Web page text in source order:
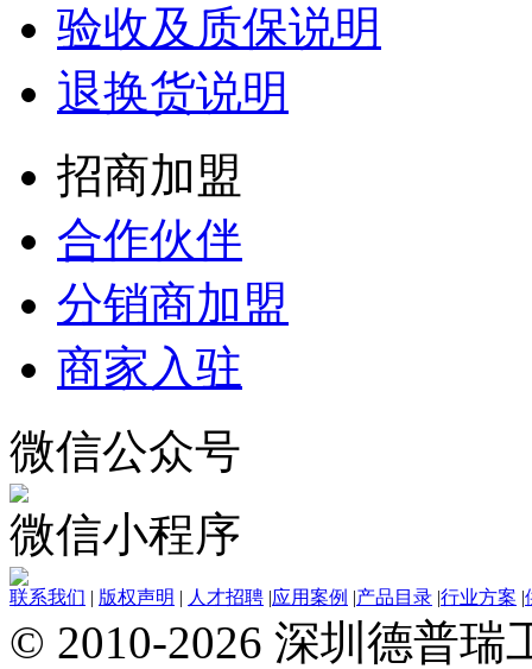
验收及质保说明
退换货说明
招商加盟
合作伙伴
分销商加盟
商家入驻
微信公众号
微信小程序
联系我们 | 版权声明 | 人才招聘 |应用案例 |产品目录 |行业方案 |
© 2010-2026 深圳德普瑞